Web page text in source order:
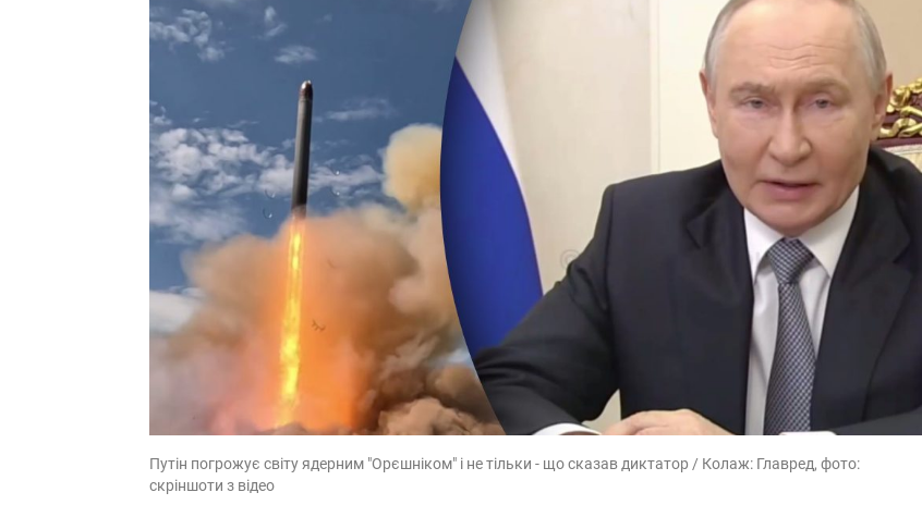
Путін погрожує світу ядерним "Орєшніком" і не тільки - що сказав диктатор / Колаж: Главред, фото:
скріншоти з відео